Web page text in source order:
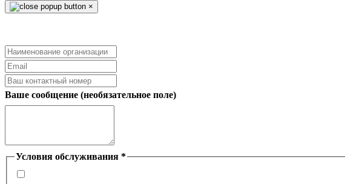
×
Ваше сообщение (необязательное поле)
Условия обслуживания *